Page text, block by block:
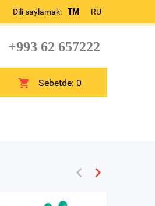
Dili saýlamak: TM RU
+993 62 657222
Sebetde:0